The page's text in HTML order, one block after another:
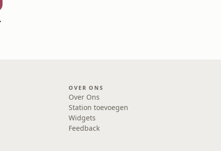
OVER ONS
Over Ons
Station toevoegen
Widgets
Feedback